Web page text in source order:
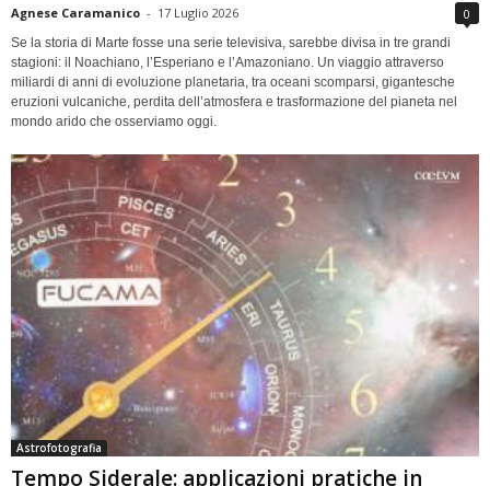
Agnese Caramanico - 17 Luglio 2026 0
Se la storia di Marte fosse una serie televisiva, sarebbe divisa in tre grandi
stagioni: il Noachiano, l’Esperiano e l’Amazoniano. Un viaggio attraverso
miliardi di anni di evoluzione planetaria, tra oceani scomparsi, gigantesche
eruzioni vulcaniche, perdita dell’atmosfera e trasformazione del pianeta nel
mondo arido che osserviamo oggi.
Astrofotografia
Tempo Siderale: applicazioni pratiche in